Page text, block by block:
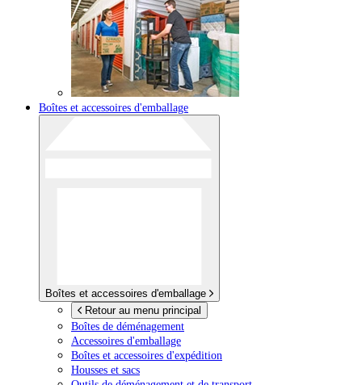
Boîtes et accessoires d'emballage
Boîtes et accessoires d'emballage
Retour au menu principal
Boîtes de déménagement
Accessoires d'emballage
Boîtes et accessoires d'expédition
Housses et sacs